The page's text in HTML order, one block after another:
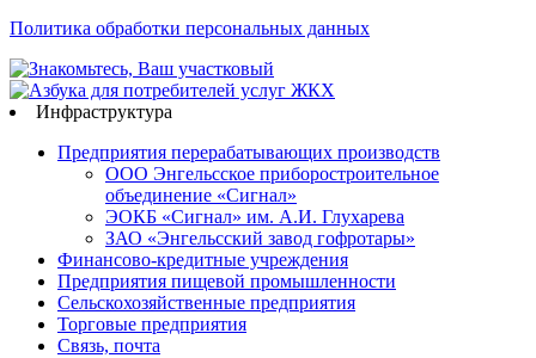
Политика обработки персональных данных
Инфраструктура
Предприятия перерабатывающих производств
ООО Энгельсское приборостроительное
объединение «Сигнал»
ЭОКБ «Сигнал» им. А.И. Глухарева
ЗАО «Энгельсский завод гофротары»
Финансово-кредитные учреждения
Предприятия пищевой промышленности
Сельскохозяйственные предприятия
Торговые предприятия
Связь, почта